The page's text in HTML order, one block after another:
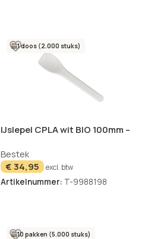
1 doos (2.000 stuks)
IJslepel CPLA wit BIO 100mm –
Bestek
€34,95 excl. btw
Artikelnummer: T-9988198
10 pakken (5.000 stuks)